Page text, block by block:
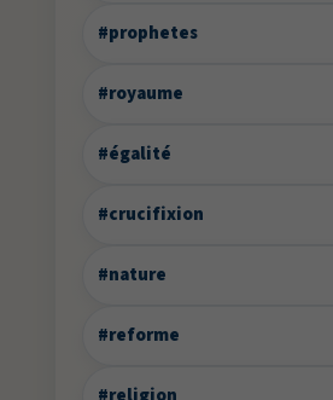
#prophetes
#royaume
#égalité
#crucifixion
#nature
#reforme